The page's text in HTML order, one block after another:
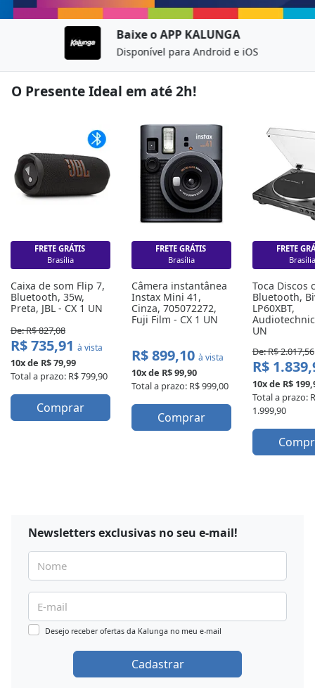
Baixe oAPP KALUNGA
Disponível para Android e iOS
O Presente Ideal em até 2h!
FRETE GRÁTIS
Brasília
Caixa de som Flip 7,
Bluetooth, 35w,
Preta, JBL - CX 1 UN
De: R$ 827,08
R$ 735,91 à vista
10x de R$ 79,99
Total a prazo: R$ 799,90
Comprar
FRETE GRÁTIS
Brasília
Câmera instantânea
Instax Mini 41,
Cinza, 705072272,
Fuji Film - CX 1 UN
R$ 899,10 à vista
10x de R$ 99,90
Total a prazo: R$ 999,00
Comprar
FRETE
Brasília
Toca Discos
Bluetooth,
LP60XBT,
UN
De: R$ 2.017,56
R$
10x de R$
Total a prazo:
1.999,90
Newsletters exclusivas no seu e-mail!
Desejo receber ofertas da Kalunga no meu e-mail
Cadastrar